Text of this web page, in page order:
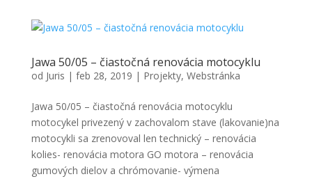
Jawa 50/05 – čiastočná renovácia motocyklu
od Juris | feb 28, 2019 | Projekty, Webstránka
Jawa 50/05 – čiastočná renovácia motocyklu
motocykel privezený v zachovalom stave (lakovanie)na
motocykli sa zrenovoval len technický – renovácia
kolies- renovácia motora GO motora – renovácia
gumových dielov a chrómovanie- výmena